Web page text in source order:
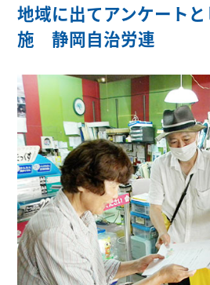
地域に出てアンケート
施 静岡自治労連